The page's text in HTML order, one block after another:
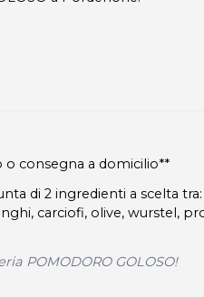
consegna a domicilio**
di 2 ingredienti a scelta tra:
carciofi, olive, wurstel,
POMODORO GOLOSO!